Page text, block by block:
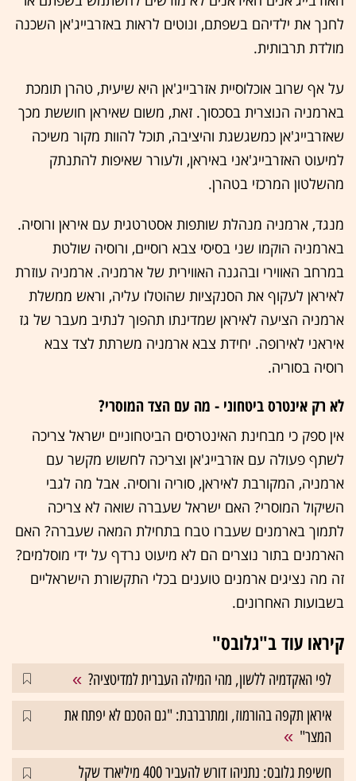
לחנך את ילדיהם בשפתם, ונוטים לראות באזרבייג'אן השכנה
מולדת תרבותית.
על אף שרוב אוכלוסיית אזרבייג'אן היא שיעית, טהרן תומכת
בארמניה הנוצרית בסכסוך. זאת, משום שאיראן חוששת מכך
שאזרבייג'אן כמשגשגת והיציבה, תוכל להוות מקור משיכה
למיעוט האזרבייג'אני באיראן, ולעורר שאיפות להתנתק
מהשלטון המרכזי בטהרן.
מנגד, ארמניה מנהלת שותפות אסטרטגית עם איראן ורוסיה.
בארמניה הוקמו שני בסיסי צבא רוסיים, ורוסיה שולטת
במרחב האווירי ובהגנה האווירית של ארמניה. ארמניה עוזרת
לאיראן לעקוף את הסנקציות שהוטלו עליה, וראש ממשלת
ארמניה הציעה לאיראן שמדינתו תהפוך לנתיב מעבר של גז
איראני לאירופה. יחידת צבא ארמניה משרתת לצד צבא
רוסיה בסוריה.
לא רק אינטרס ביטחוני - מה עם הצד המוסרי?
אין ספק כי מבחינת האינטרסים הביטחוניים ישראל צריכה
לשתף פעולה עם אזרבייג'אן וצריכה לחשוש מקשר עם
ארמניה, המקורבת לאיראן, סוריה ורוסיה. אבל מה לגבי
השיקול המוסרי? האם ישראל שעברה שואה לא צריכה
לתמוך בארמנים שעברו טבח בתחילת המאה שעברה? האם
הארמנים בתור נוצרים הם לא מיעוט נרדף על ידי מוסלמים?
זה מה נציגים ארמנים טוענים בכלי התקשורת הישראליים
בשבועות האחרונים.
קיראו עוד ב"גלובס"
לפי האקדמיה ללשון, מהי המילה העברית למדיטציה?
איראן תקפה בהורמוז, ומתרברבת: "גם הסכם לא יפתח את
המצר"
חשיפת גלובס: נתניהו דורש להעביר 400 מיליארד שקל